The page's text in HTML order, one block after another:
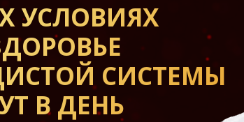
УСЛОВИЯХ
СИСТЕМЫ
В ДЕНЬ